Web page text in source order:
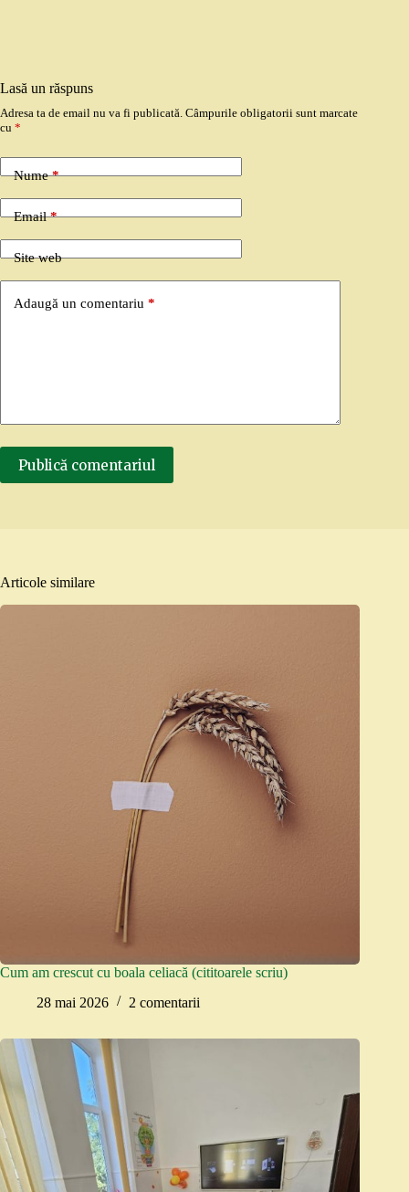
Lasă un răspuns
Adresa ta de email nu va fi publicată. Câmpurile obligatorii sunt marcate
cu *
Nume*
Email*
Site web
Adaugă un comentariu *
Publică comentariul
Articole similare
Cum am crescut cu boala celiacă (cititoarele scriu)
28 mai 2026
2 comentarii